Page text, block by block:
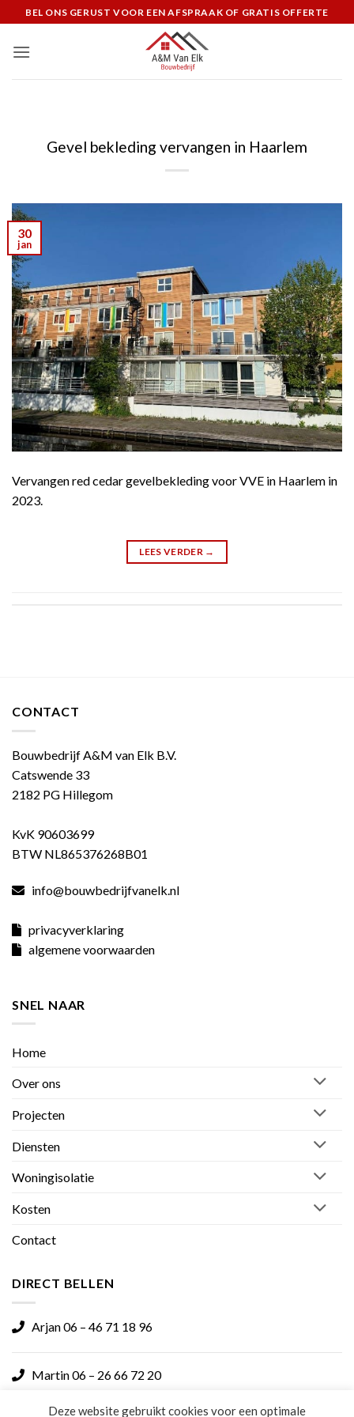
naar
inhoud
BEL ONS GERUST VOOR EEN AFSPRAAK OF GRATIS OFFERTE
Gevel bekleding vervangen in Haarlem
30
jan
Vervangen red cedar gevelbekleding voor VVE in Haarlem in
2023.
LEES VERDER →
CONTACT
Bouwbedrijf A&M van Elk B.V.
Catswende 33
2182 PG Hillegom
KvK 90603699
BTW NL865376268B01
info@bouwbedrijfvanelk.nl
privacyverklaring
algemene voorwaarden
SNEL NAAR
Home
Over ons
Projecten
Diensten
Woningisolatie
Kosten
Contact
DIRECT BELLEN
Arjan 06 – 46 71 18 96
Martin 06 – 26 66 72 20
Deze website gebruikt cookies voor een optimale